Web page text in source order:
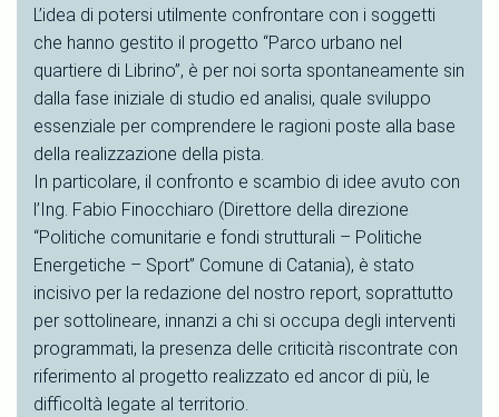
L’idea di potersi utilmente confrontare con i soggetti
che hanno gestito il progetto “Parco urbano nel
quartiere di Librino”, è per noi sorta spontaneamente sin
dalla fase iniziale di studio ed analisi, quale sviluppo
essenziale per comprendere le ragioni poste alla base
della realizzazione della pista.
In particolare, il confronto e scambio di idee avuto con
l’Ing. Fabio Finocchiaro (Direttore della direzione
“Politiche comunitarie e fondi strutturali – Politiche
Energetiche – Sport” Comune di Catania), è stato
incisivo per la redazione del nostro report, soprattutto
per sottolineare, innanzi a chi si occupa degli interventi
programmati, la presenza delle criticità riscontrate con
riferimento al progetto realizzato ed ancor di più, le
difficoltà legate al territorio.